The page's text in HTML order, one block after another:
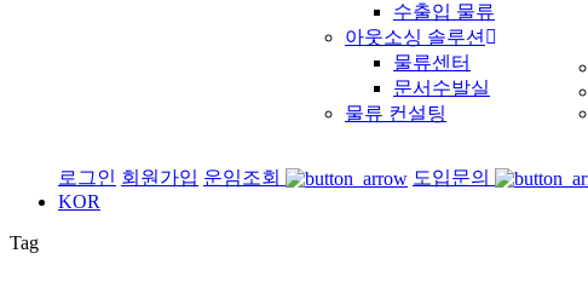
수출입 물류
아웃소싱 솔루션
물류센터
문서수발실
물류 컨설팅
로그인 회원가입 운임조회 도입문의
KOR
Tag